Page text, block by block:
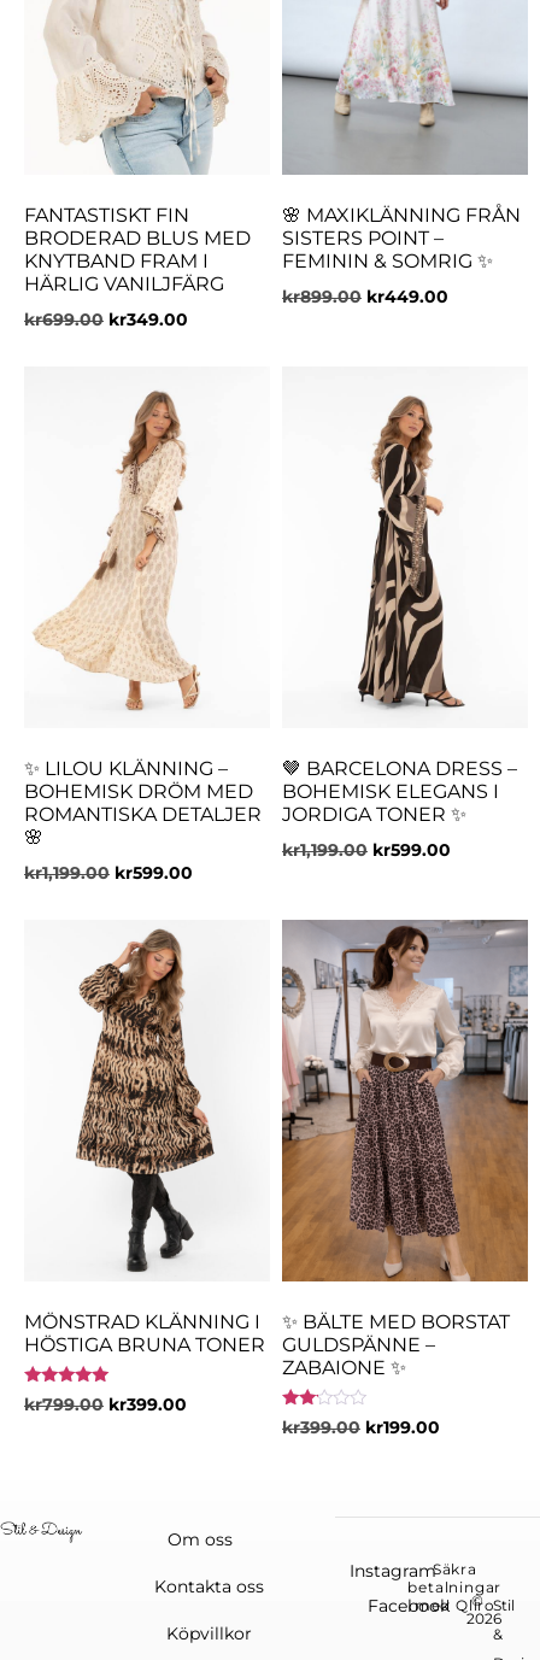
FANTASTISKT FIN
BRODERAD BLUS MED
KNYTBAND FRAM I
HÄRLIG VANILJFÄRG
kr699.00 kr349.00
🌸 MAXIKLÄNNING FRÅN
SISTERS POINT –
FEMININ & SOMRIG ✨
kr899.00 kr449.00
✨ LILOU KLÄNNING –
BOHEMISK DRÖM MED
ROMANTISKA DETALJER
🌸
kr1,199.00 kr599.00
🤎 BARCELONA DRESS –
BOHEMISK ELEGANS I
JORDIGA TONER ✨
kr1,199.00 kr599.00
MÖNSTRAD KLÄNNING I
HÖSTIGA BRUNA TONER
Betygsatt
5.00
kr799.00 kr399.00
✨ BÄLTE MED BORSTAT
GULDSPÄNNE –
ZABAIONE ✨
Betygsatt
2.00
kr399.00 kr199.00
Om oss
Kontakta oss
Köpvillkor
©
2026
Stil
&
Instagram
Facebook
Säkra
betalningar
med Qliro